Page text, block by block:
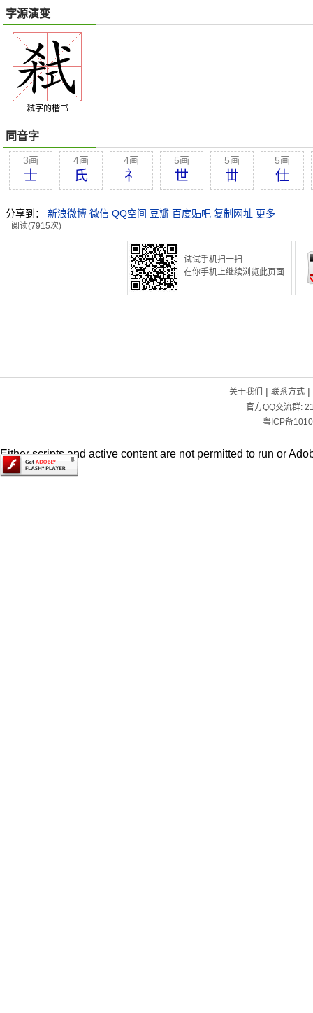
字源演变
弒字的楷书
同音字
3画
士
4画
氏
4画
礻
5画
世
5画
丗
5画
仕
分享到： 新浪微博 微信 QQ空间 豆瓣 百度贴吧 复制网址 更多
阅读(7915次)
试试手机扫一扫
在你手机上继续浏览此页面
关于我们 | 联系方式|
官方QQ交流群:
粤ICP备
Either scripts and active content are not permitted to run or